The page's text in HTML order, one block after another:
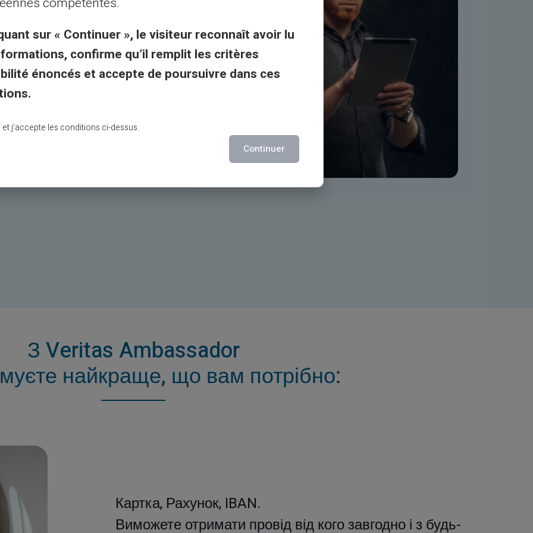
творців та
інтернет-
соціальної
показники та
запропонувати
рішення.
клуб, повноцінне
якісне, яке
З Veritas Ambassador
найкраще, що вам потрібно:
Картка, Рахунок, IBAN.
Виможете отримати провід від кого завгодно і з будь-
sur « Continuer », le visiteur reconnaît avoir lu
confirme qu’il remplit les critères
énoncés et accepte de poursuivre dans ces
et j’accepte les conditions ci-dessus.
Continuer